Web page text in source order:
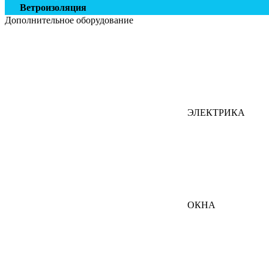
Ветроизоляция
Дополнительное оборудование
ЭЛЕКТРИКА
ОКНА